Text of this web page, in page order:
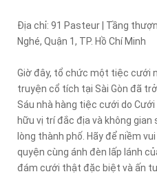
Địa chỉ: 91 Pasteur | Tầng
Nghé, Quận 1, TP. Hồ Chí Minh
Giờ đây, tổ chức một tiệc cưới
truyện cổ tích tại Sài Gòn đã
Sáu nhà hàng tiệc cưới do
hữu vị trí đắc địa và không
lòng thành phố. Hãy để niềm
quyện cùng ánh đèn lấp lánh
đám cưới thật đặc biệt và ấn